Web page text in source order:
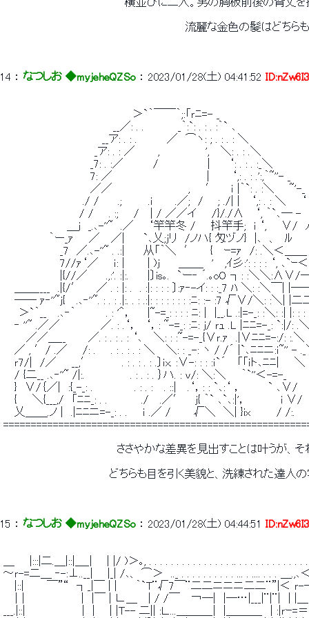
横並びに二人。男の胸板前後の背丈を持つ
流麗な金色の髪はどちらも共
14 ： なつしお ◆myjeheQZSo ： 2023/01/28(土) 04:41:52
＞`｀￣￣｀;:「ｒﾆ=- _
__／: . .　　　　 _｀:`: . : . :｀` ､
__ア: . : .　　 　 ／　⌒ヽ: ; . : . : ＼
_ア: . : ／　　　,　　　　　　',　 ＼: . : .＼
_7: . :／　　 　 /　　　　　　 |　　 ‘: . : . :_＼
7: ／　　　　　　　　　　　　 |　 　 ‘,: . : .':,｀~''- _
／／　　　　　　　　　　,　　′ 　 ｉ |｀`: . :＼　　~'-_
./ /　　 .;　　 　.ｉ　 　 .／;　/ 　 ; ./| |　 ‘,: . : ＼　　‘
/ /　　. :;　　/　 | / ／／イ　　/}/./∧　 ‘, ｀`､― -
＿ｊ　_.､-''~　.／ 　 ‘竿竿冬 /　　抖竿手;　i ‘, 　 ∨/
｀ー_ｧ　　／　 ／|　　 `､乂;ｊリ　/ノハ{ 匁ヅノ}　|､　、　ﾙ
_7　／.､-''~ . .:|　　 从「｀＼　′　　{　 ｰ=ｧ　/: .＼＜＿＿
7//ｧ‘／　　ｉ: |　　　| )ｊ　　 ＿＿_　'　 ,ｲ彡:': : : : ‘, ､`ｰ
|{//／　　 .,:'. :|:.　　 |〕is｡.　`ー‐ ´.｡oO ┐: :＼＼
＿＿____　.|{/′ 　 ／ . : |: .　. :|: : : : 〕:ｧ‐-イ: : :_7 ﾊ ＼: :＼￣|
―― ｧ‐''~ｊ{　 .､‐''~. : . : .|:. . : .:|: : : : : : : :ﾆ: :- :7 √∨/＼: :＼| |二
＞`｀__　 .､‐｀　　　　. : '＾，　　|~-=_: : : : ﾆ: |　|__.L .:|=-_: :＼: :| |: : : .
‐ ''~ .／／　　 　 　 ／. : .‘，　‘，: ~-=_: :ﾆ: ｊ/ ｒｭ .L |ﾆﾆ=-_: `:|/: .
／／＿__　 　 ／. : . : . : ‘､　 ＼: : :~-=-_{∨ｒ.ｧ　.|∨ﾆﾆ=-:/: :.＼
／ , ′/ .／　　/: .　　. : . : . : ＼　 ＼: : _-: ヽ / /´ |`､ﾆﾆニ:ｉ~'' - ._
ｒ7/|　/／　　__,′　　　　. : . : . : .〕ｉx. :∨-: : : :ｉ`´　 「「ｉト､ﾆﾆ|　　
/ {二__ .､‐''~ /|:.　　　　　　. : . : . ｝ハ. : ｖ/: ＼:＼　　｀`''＜-=-_　　
}　∨/｛／|　:{_-_: .　　　　　 . : . :　 . ::|　 .‘，: : `､:‘ ，　　　 ` ､∨/
{　　＼{___,/　「ﾆﾆ_: . .　　　　 ./　 .／′　 ｊ{ ｀` ､`､:|'，　　　　 i
乂＿＿.ノ |　.|ﾆﾆニ=-_: . .　　ｉ .／ /　　　√＼　＼| }ix　　　 / /:.　　
ささやかな差異を見出すことは叶うが、それは優
どちらも目を引く美貌と、洗練された達人の雰囲
15 ： なつしお ◆myjeheQZSo ： 2023/01/28(土) 04:44:51
＿　　|:::|二.＿|::|＿_| 　 | |/ )＞｡, . . . . . . . . . . . . . . . .. . . . . . . . . . .
～ｒ-=二＿ ‐-:⊥..__| 　 |_| /､、 ⌒＞　.._ . . . . . . . . . . ... . .... . . .
|::|　　　￣”“　┐_|￣ | |　　 ｀`T¨√7￣¨二二ニニニ二二¨”|＜ ｒ
｜|　　　　　　　 |　|￣ | ∟＿　 | / /￣　 ￢─|　|─…|___|¨|¨|　| |＿|
___.|::|　　　　　　　 |　| 　 | |T-- 二|| :Ｌ....＿＿＿_|　|＿＿＿_　| :|ｒ